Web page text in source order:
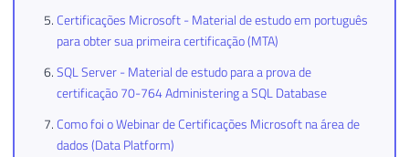
Certificações Microsoft - Material de estudo em português
para obter sua primeira certificação (MTA)
SQL Server - Material de estudo para a prova de
certificação 70-764 Administering a SQL Database
Como foi o Webinar de Certificações Microsoft na área de
dados (Data Platform)